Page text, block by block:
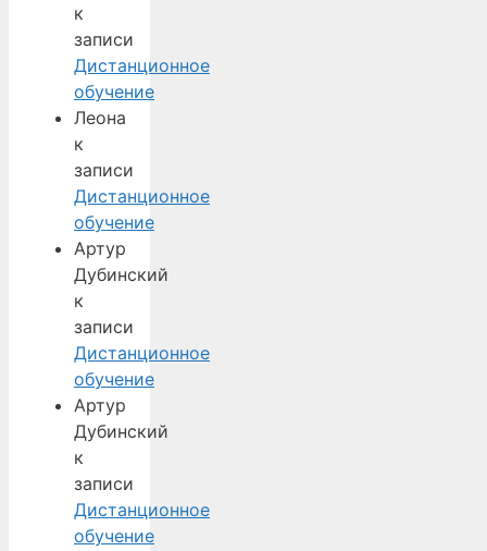
к
записи
Дистанционное
обучение
Леона
к
записи
Дистанционное
обучение
Артур
Дубинский
к
записи
Дистанционное
обучение
Артур
Дубинский
к
записи
Дистанционное
обучение